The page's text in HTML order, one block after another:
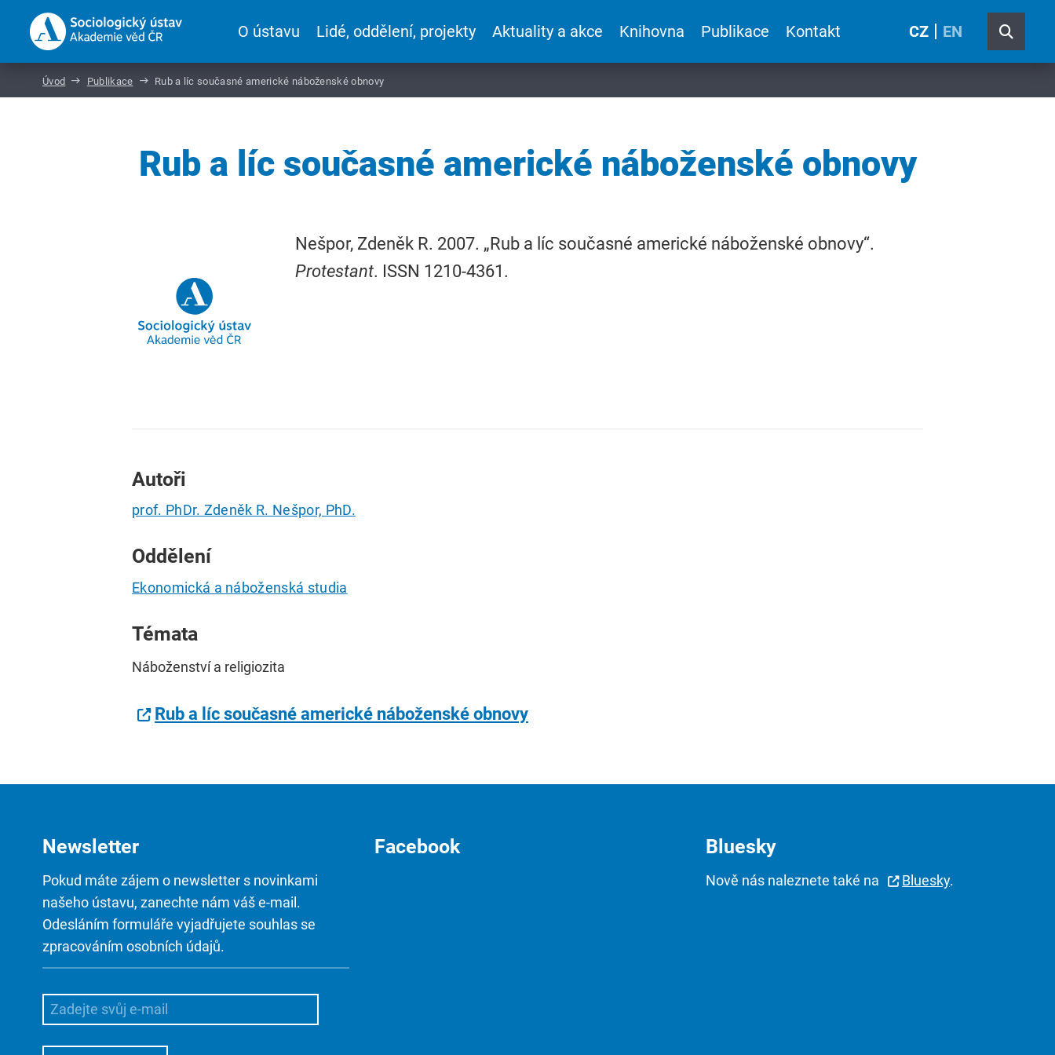
O ústavu Lidé, oddělení, projekty Aktuality a akce Knihovna Publikace Kontakt CZ EN
Úvod Publikace Rub a líc současné americké náboženské obnovy
Rub a líc současné americké náboženské obnovy
Nešpor, Zdeněk R. 2007. „Rub a líc současné americké náboženské obnovy“.
Protestant. ISSN 1210-4361.
Autoři
prof. PhDr. Zdeněk R. Nešpor, PhD.
Oddělení
Ekonomická a náboženská studia
Témata
Náboženství a religiozita
Rub a líc současné americké náboženské obnovy
Newsletter
Pokud máte zájem o newsletter s novinkami
našeho ústavu, zanechte nám váš e-mail.
Odesláním formuláře vyjadřujete souhlas se
zpracováním osobních údajů.
Facebook Bluesky
Nově nás naleznete také na Bluesky.